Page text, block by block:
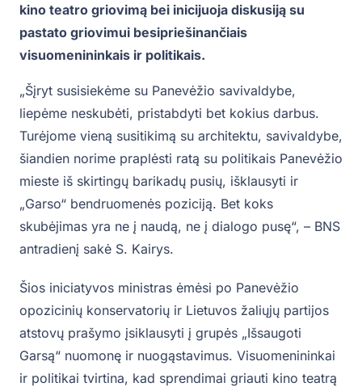
kino teatro griovimą bei inicijuoja diskusiją su
pastato griovimui besipriešinančiais
visuomenininkais ir politikais.
„Šįryt susisiekėme su Panevėžio savivaldybe,
liepėme neskubėti, pristabdyti bet kokius darbus.
Turėjome vieną susitikimą su architektu, savivaldybe,
šiandien norime praplėsti ratą su politikais Panevėžio
mieste iš skirtingų barikadų pusių, išklausyti ir
„Garso“ bendruomenės poziciją. Bet koks
skubėjimas yra ne į naudą, ne į dialogo pusę“, – BNS
antradienį sakė S. Kairys.
Šios iniciatyvos ministras ėmėsi po Panevėžio
opozicinių konservatorių ir Lietuvos žaliųjų partijos
atstovų prašymo įsiklausyti į grupės „Išsaugoti
Garsą“ nuomonę ir nuogąstavimus. Visuomenininkai
ir politikai tvirtina, kad sprendimai griauti kino teatrą